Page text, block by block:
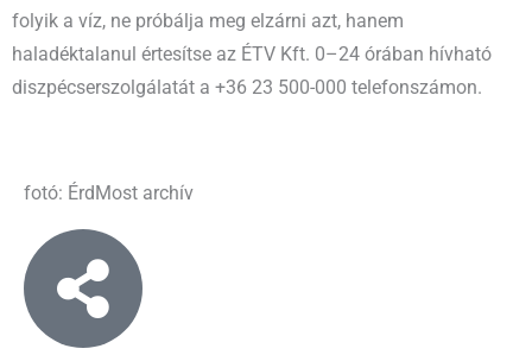
folyik a víz, ne próbálja meg elzárni azt, hanem
haladéktalanul értesítse az ÉTV Kft. 0–24 órában hívható
diszpécserszolgálatát a +36 23 500-000 telefonszámon.
fotó: ÉrdMost archív